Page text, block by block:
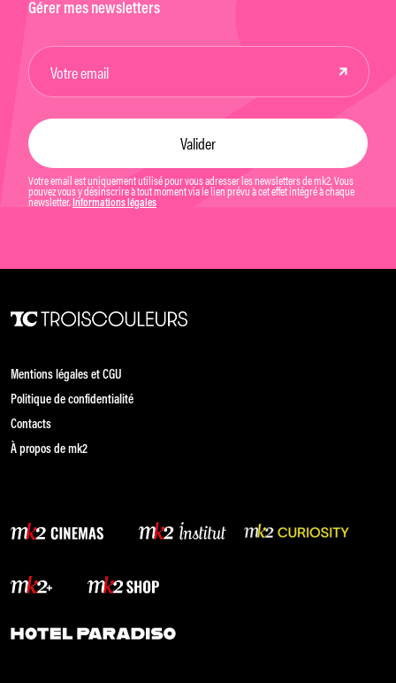
Gérer mes newsletters
Votre email est uniquement utilisé pour vous adresser les newsletters de mk2. Vous
pouvez vous y désinscrire à tout moment via le lien prévu à cet effet intégré à chaque
newsletter. Informations légales
Mentions légales et CGU
Politique de confidentialité
Contacts
À propos de mk2